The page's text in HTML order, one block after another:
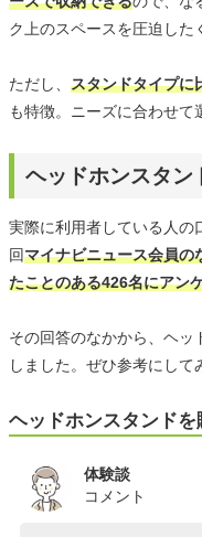
ク上のスペースを圧迫した
ただし、 スタンドタイプに
も特徴。ニーズに合わせて
ヘッドホンスタン
実際に利用者している人の
回マイナビニュース会員の
たことのある426名にアン
その回答のなかから、ヘッ
しました。ぜひ参考にして
ヘッドホンスタンド
体験談
コメント